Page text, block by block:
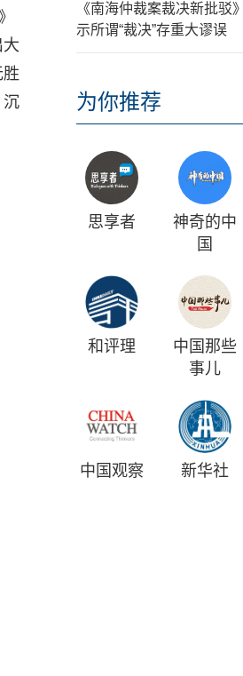
沉
《南海仲裁案裁决新批驳
示所谓“裁决”存重大谬误
为你推荐
思享者
神奇的中
国
和评理
中国那些
事儿
中国观察 新华社